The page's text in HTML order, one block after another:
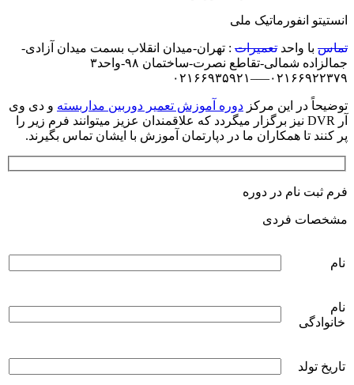
انستیتو انفورماتیک ملی
تماس با واحد تعمیرات : تهران-میدان انقلاب بسمت میدان آزادی-
جمالزاده شمالی-تقاطع نصرت-ساختمان ۹۸-واحد۳
۰۲۱۶۶۹۲۲۳۷۹—–۰۲۱۶۶۹۳۵۹۲۱
توضیحاً در این مرکز دوره آموزش تعمیر دوربین مداربسته و دی وی
آر DVR نیز برگزار میگردد که علاقمندان عزیز میتوانند فرم زیر را
پر کنند تا همکاران ما در دپارتمان آموزش با ایشان تماس بگیرند.
فرم ثبت نام در دوره
مشخصات فردی
نام
نام
خانوادگی
تاریخ تولد